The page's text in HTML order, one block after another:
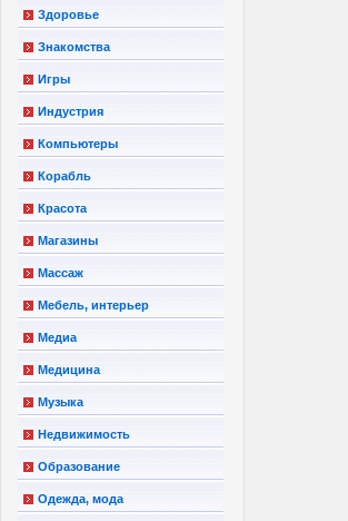
Здоровье
Знакомства
Игры
Индустрия
Компьютеры
Корабль
Красота
Магазины
Массаж
Мебель, интерьер
Медиа
Медицина
Музыка
Недвижимость
Образование
Одежда, мода